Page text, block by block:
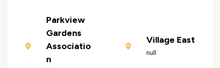
Parkview
Gardens
Associatio
n
Village East
null